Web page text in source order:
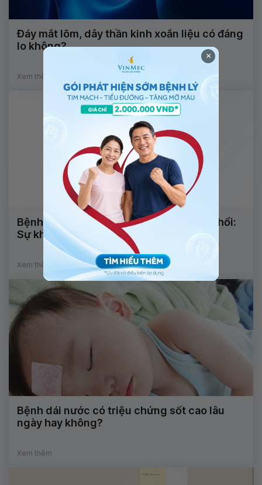
Đáy mắt lõm, dây thần kinh xoắn liệu có đáng
lo không?
Xem thêm
Bệnh phổi tắc nghẽn mãn tính và viêm phổi:
Sự khác biệt và cách phòng ngừa
Xem thêm
Bệnh dái nước có triệu chứng sốt cao lâu
ngày hay không?
Xem thêm
×